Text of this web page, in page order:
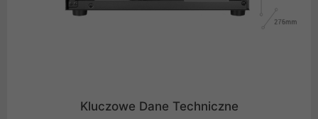
Kluczowe Dane Techniczne